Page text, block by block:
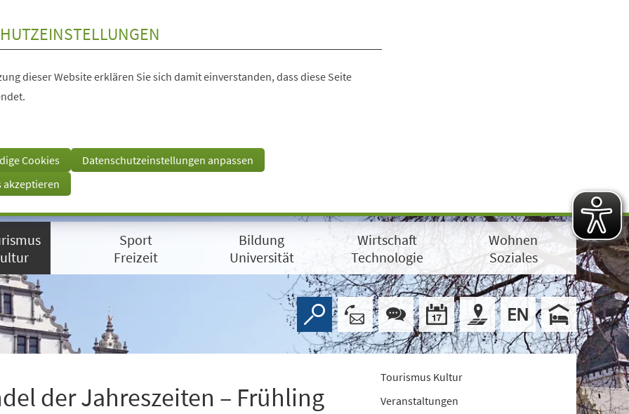
dieser Website erklären Sie sich damit einverstanden, dass diese Seite
Cookies
Datenschutzeinstellungen anpassen
akzeptieren
Sport
Freizeit
Bildung
Universität
Wirtschaft
Technologie
Wohnen
Soziales
der Jahreszeiten – Frühling
Tourismus Kultur
Veranstaltungen